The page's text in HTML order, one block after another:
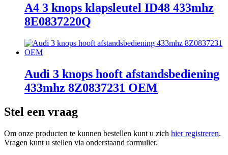
A4 3 knops klapsleutel ID48 433mhz
8E0837220Q
Audi 3 knops hooft afstandsbediening
433mhz 8Z0837231 OEM
Stel een vraag
Om onze producten te kunnen bestellen kunt u zich hier registreren.
Vragen kunt u stellen via onderstaand formulier.